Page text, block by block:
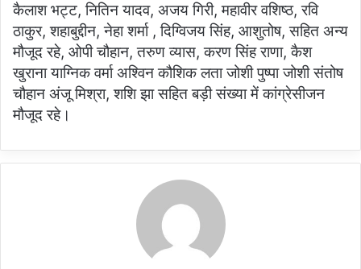
कैलाश भट्ट, नितिन यादव, अजय गिरी, महावीर वशिष्ठ, रवि
ठाकुर, शहाबुद्दीन, नेहा शर्मा , दिग्विजय सिंह, आशुतोष, सहित अन्य
मौजूद रहे, ओपी चौहान, तरुण व्यास, करण सिंह राणा, कैश
खुराना याग्निक वर्मा अश्विन कौशिक लता जोशी पुष्पा जोशी संतोष
चौहान अंजू मिश्रा, शशि झा सहित बड़ी संख्या में कांग्रेसीजन
मौजूद रहे।